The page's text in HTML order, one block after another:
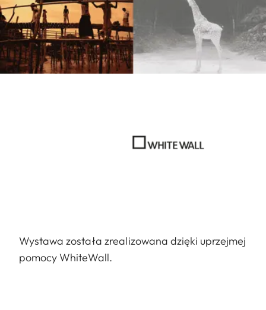
Wystawa została zrealizowana dzięki uprzejmej
pomocy WhiteWall.